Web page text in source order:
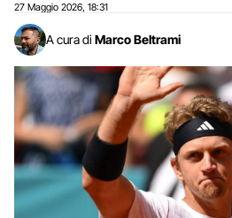
27 Maggio 2026 18:31
A cura di Marco Beltrami